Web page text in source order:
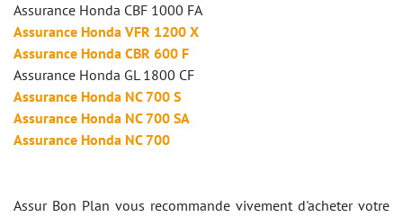
Assurance Honda CBF 1000 FA
Assurance Honda VFR 1200 X
Assurance Honda CBR 600 F
Assurance Honda GL 1800 CF
Assurance Honda NC 700 S
Assurance Honda NC 700 SA
Assurance Honda NC 700
Assur Bon Plan vous recommande vivement d'acheter votre